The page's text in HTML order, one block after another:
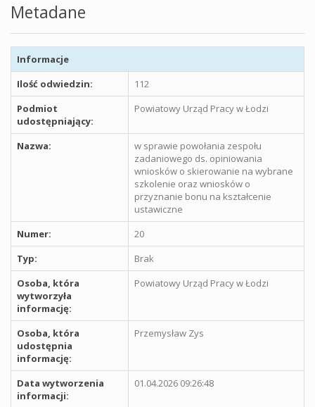
Metadane
Informacje
Ilość odwiedzin:
112
Podmiot
udostępniający:
Powiatowy Urząd Pracy w Łodzi
Nazwa:
w sprawie powołania zespołu
zadaniowego ds. opiniowania
wniosków o skierowanie na wybrane
szkolenie oraz wniosków o
przyznanie bonu na kształcenie
ustawiczne
Numer:
20
Typ:
Brak
Osoba, która
wytworzyła
informację:
Powiatowy Urząd Pracy w Łodzi
Osoba, która
udostępnia
informację:
Przemysław Zys
Data wytworzenia
informacji:
01.04.2026 09:26:48